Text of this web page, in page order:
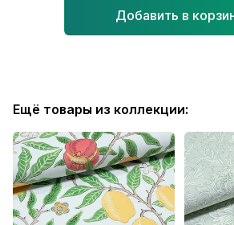
Добавить в
Ещё товары из коллекции: